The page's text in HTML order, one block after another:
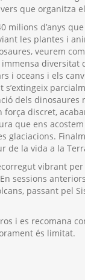
que organitza
milions d’anys
les plantes i
veurem
diversitat
i oceans i els
dels dinosaures
força discret,
que ens
glaciacions.
de la vida a la
vibrant per
sessions
passant pel
i es recomana
és limitat.